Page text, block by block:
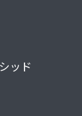
ッド